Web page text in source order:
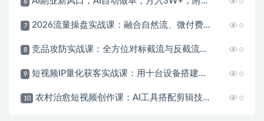
6
7 2026流量操盘实战课：融合自然流、微付费、强付费，搭建稳定长效的带货流量体系 0
8 竞品攻防实战课：全方位对标截流与反截流，搭建360度监控体系抢占平台流量 0
9 短视频IP量化获客实战课：用十台设备搭建五十账号矩阵，精准打造引流接单型流量账号 0
10 农村治愈短视频创作课：AI工具搭配剪辑技巧，零基础快速制作高质感田园治愈内容 0